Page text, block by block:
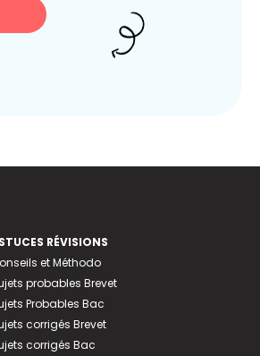
RÉVISIONS
et Méthodo
probables Brevet
Probables Bac
corrigés Brevet
corrigés Bac